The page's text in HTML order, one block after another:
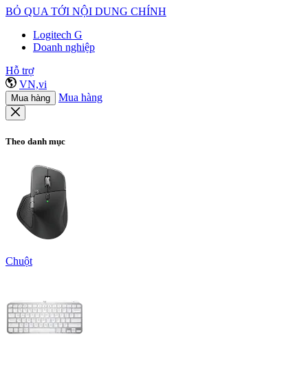
BỎ QUA TỚI NỘI DUNG CHÍNH
Logitech G
Doanh nghiệp
Hỗ trợ
VN,vi
Mua hàng Mua hàng
Theo danh mục
Chuột